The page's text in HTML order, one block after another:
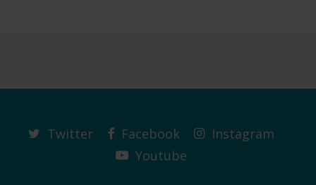
Twitter Facebook
Instagram
Youtube